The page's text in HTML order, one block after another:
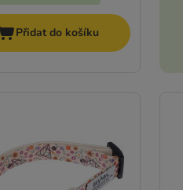
Přidat do košíku